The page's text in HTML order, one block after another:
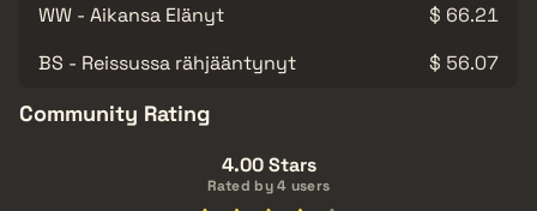
WW - Aikansa Elänyt
$ 66.21
BS - Reissussa rähjääntynyt
$ 56.07
Community Rating
4.00 Stars
Rated by 4 users